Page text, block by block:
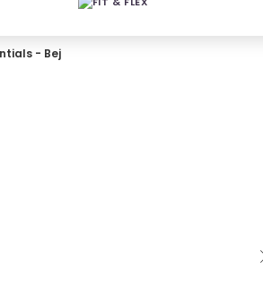
- Bej